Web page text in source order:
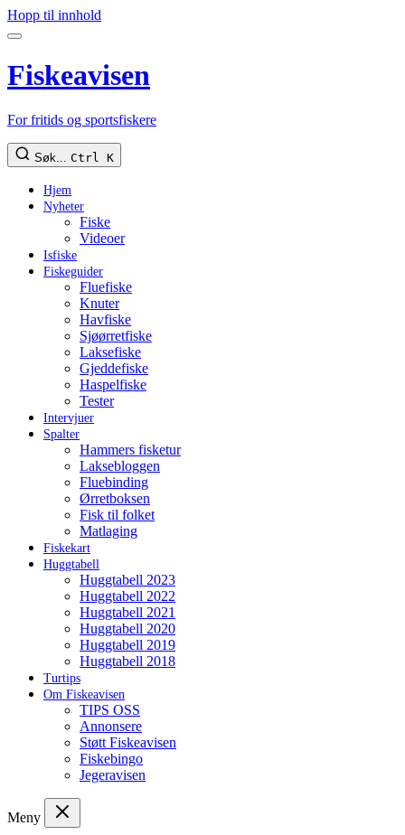
Hopp til innhold
Fiskeavisen
For fritids og sportsfiskere
Søk... Ctrl K
Hjem
Nyheter
Fiske
Videoer
Isfiske
Fiskeguider
Fluefiske
Knuter
Havfiske
Sjøørretfiske
Laksefiske
Gjeddefiske
Haspelfiske
Tester
Intervjuer
Spalter
Hammers fisketur
Laksebloggen
Fluebinding
Ørretboksen
Fisk til folket
Matlaging
Fiskekart
Huggtabell
Huggtabell 2023
Huggtabell 2022
Huggtabell 2021
Huggtabell 2020
Huggtabell 2019
Huggtabell 2018
Turtips
Om Fiskeavisen
TIPS OSS
Annonsere
Støtt Fiskeavisen
Fiskebingo
Jegeravisen
Meny